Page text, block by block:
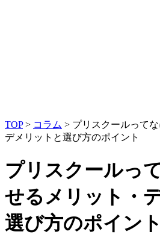
TOP > コラム > プリスクールって
デメリットと選び方のポイント
プリスクールっ
せるメリット・
選び方のポイント